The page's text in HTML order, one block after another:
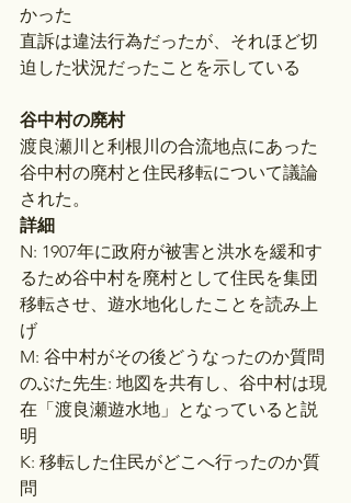
かった
直訴は違法行為だったが、それほど切
迫した状況だったことを示している
谷中村の廃村
渡良瀬川と利根川の合流地点にあった
谷中村の廃村と住民移転について議論
された。
詳細
N: 1907年に政府が被害と洪水を緩和す
るため谷中村を廃村として住民を集団
移転させ、遊水地化したことを読み上
げ
M: 谷中村がその後どうなったのか質問
のぶた先生: 地図を共有し、谷中村は現
在「渡良瀬遊水地」となっていると説
明
K: 移転した住民がどこへ行ったのか質
問